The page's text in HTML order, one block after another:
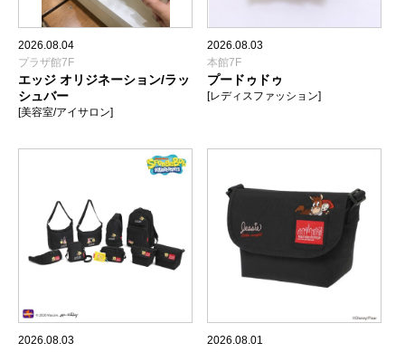
2026.08.04
プラザ館7F
エッジ オリジネーション/ラッ
シュバー
[美容室/アイサロン]
2026.08.03
本館7F
プードゥドゥ
[レディスファッション]
2026.08.03
2026.08.01